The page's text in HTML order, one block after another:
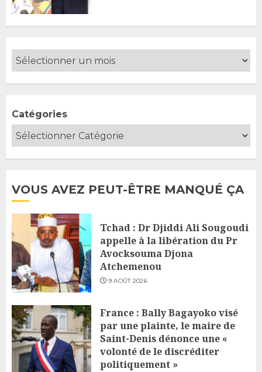
Catégories
VOUS AVEZ PEUT-ÊTRE MANQUÉ ÇA
Tchad : Dr Djiddi Ali Sougoudi
appelle à la libération du Pr
Avocksouma Djona
Atchemenou
9 AOÛT 2026
France : Bally Bagayoko visé
par une plainte, le maire de
Saint-Denis dénonce une «
volonté de le discréditer
politiquement »